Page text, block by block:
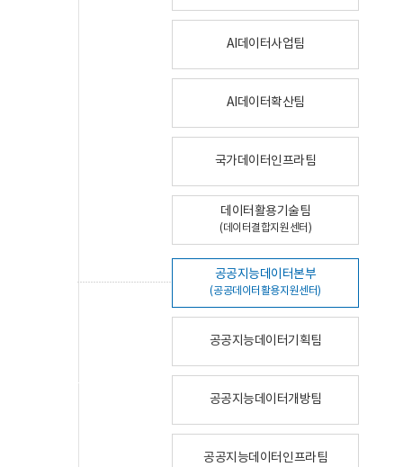
AI데이터사업팀
AI데이터확산팀
국가데이터인프라팀
데이터활용기술팀
(데이터결합지원센터)
공공지능데이터본부
(공공데이터활용지원센터)
공공지능데이터기획팀
공공지능데이터개방팀
공공지능데이터인프라팀